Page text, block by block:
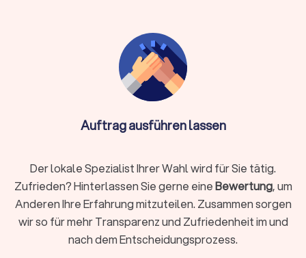
Rente & Altersvorsorge
Experten für die Finanzberatung zu Rente und Altersvorsorge
unterstützen Sie dabei, mit Ihren finanziellen Möglichkeiten
einen bestmöglichen Lebensabend zu gestalten. Schon seit
vielen Jahren ist bekannt, dass die gesetzliche Rente für die
ausreicht. Lassen Sie sich bei der Altersvorsorge von den
Unternehmensberatung & Finanzierung
Die Finanzierung von Unternehmen und Finanzfragen im
Rahmen der Unternehmensberatung ist ein anspruchsvolles
Themenfeld, bei dem ein spezialisierter Finanzberater die
Auftrag ausführen lassen
Der lokale Spezialist Ihrer Wahl wird für Sie tätig.
Zufrieden? Hinterlassen Sie gerne eineBewertung, um
Anderen Ihre Erfahrung mitzuteilen. Zusammen sorgen
wir so für mehr Transparenz und Zufriedenheit im und
nach dem Entscheidungsprozess.